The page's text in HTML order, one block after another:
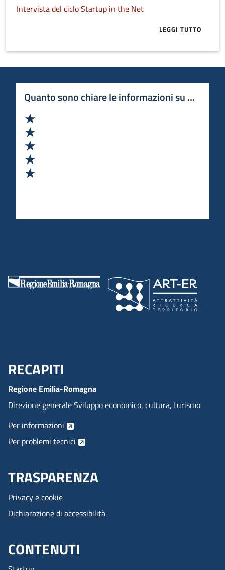
Intervista del ciclo Startup in the Net
LEGGI TUTTO
ABOUT
Quanto sono chiare le informazioni su questa
Menu Footer
RECAPITI
Regione Emilia-Romagna
Direzione generale Sviluppo economico, cultura, turismo
Per informazioni
Per problemi tecnici
TRASPARENZA
Privacy e cookie
Dichiarazione di accessibilità
CONTENUTI